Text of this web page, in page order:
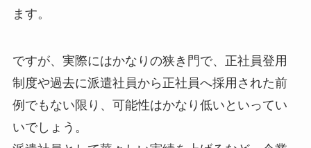
ます。
ですが、実際にはかなりの狭き門で、 正社員登用
制度や過去に派遣社員から正社員へ採用された前
例 でもない限り、可能性はかなり低いといってい
いでしょう。